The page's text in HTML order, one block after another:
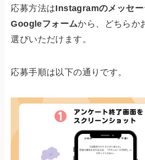
応募方法はInstagramのメッセー
Googleフォームから、どちらか
選びいただけます。
応募手順は以下の通りです。